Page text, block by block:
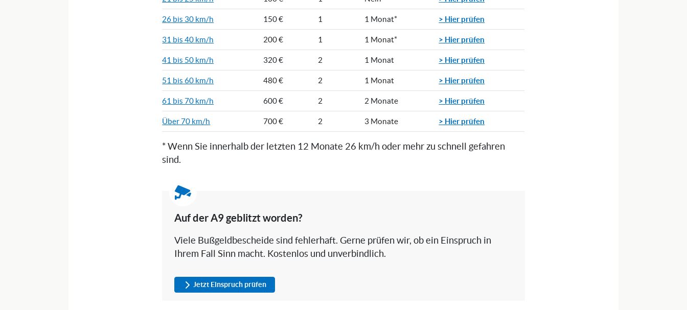
26 bis 30 km/h 150 € 1 1 Monat* > Hier prüfen
31 bis 40 km/h 200 € 1 1 Monat* > Hier prüfen
41 bis 50 km/h 320 € 2 1 Monat > Hier prüfen
51 bis 60 km/h 480 € 2 1 Monat > Hier prüfen
61 bis 70 km/h 600 € 2 2 Monate > Hier prüfen
Über 70 km/h 700 € 2 3 Monate > Hier prüfen
* Wenn Sie innerhalb der letzten 12 Monate 26 km/h oder mehr zu schnell gefahren
sind.
Auf der A9 geblitzt worden?
Viele Bußgeldbescheide sind fehlerhaft. Gerne prüfen wir, ob ein Einspruch in
Ihrem Fall Sinn macht. Kostenlos und unverbindlich.
Jetzt Einspruch prüfen